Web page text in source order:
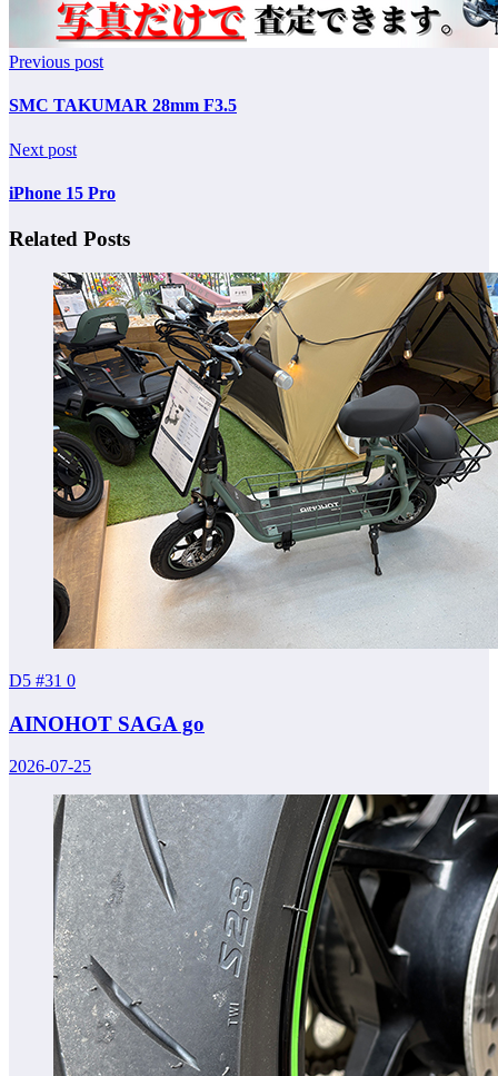
Previous post
SMC TAKUMAR 28mm F3.5
Next post
iPhone 15 Pro
Related Posts
D5 #31 0
AINOHOT SAGA go
2026-07-25